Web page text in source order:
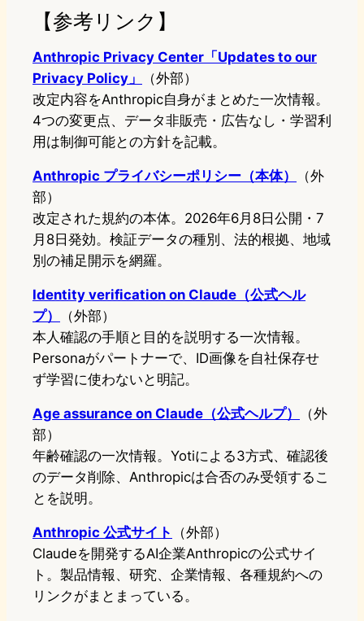
【参考リンク】
Anthropic Privacy Center「Updates to our
Privacy Policy」
（外部）
改定内容をAnthropic自身がまとめた一次情報。
4つの変更点、データ非販売・広告なし・学習利
用は制御可能との方針を記載。
Anthropic プライバシーポリシー（本体）
（外
部）
改定された規約の本体。2026年6月8日公開・7
月8日発効。検証データの種別、法的根拠、地域
別の補足開示を網羅。
Identity verification on Claude（公式ヘル
プ）
（外部）
本人確認の手順と目的を説明する一次情報。
Personaがパートナーで、ID画像を自社保存せ
ず学習に使わないと明記。
Age assurance on Claude（公式ヘルプ）
（外
部）
年齢確認の一次情報。Yotiによる3方式、確認後
のデータ削除、Anthropicは合否のみ受領するこ
とを説明。
Anthropic 公式サイト
（外部）
Claudeを開発するAI企業Anthropicの公式サイ
ト。製品情報、研究、企業情報、各種規約への
リンクがまとまっている。